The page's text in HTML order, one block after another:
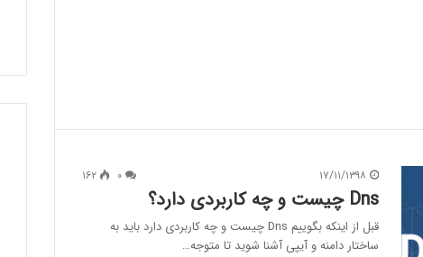
۱۷/۱۱/۱۳۹۸ ۱۶۲
Dns چیست و چه کاربردی دارد؟
قبل از اینکه بگوییم Dns چیست و چه کاربردی دارد باید به
ساختار دامنه و آیپی آشنا شوید تا متوجه…